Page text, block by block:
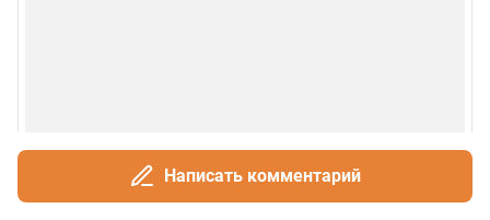
Написать комментарий